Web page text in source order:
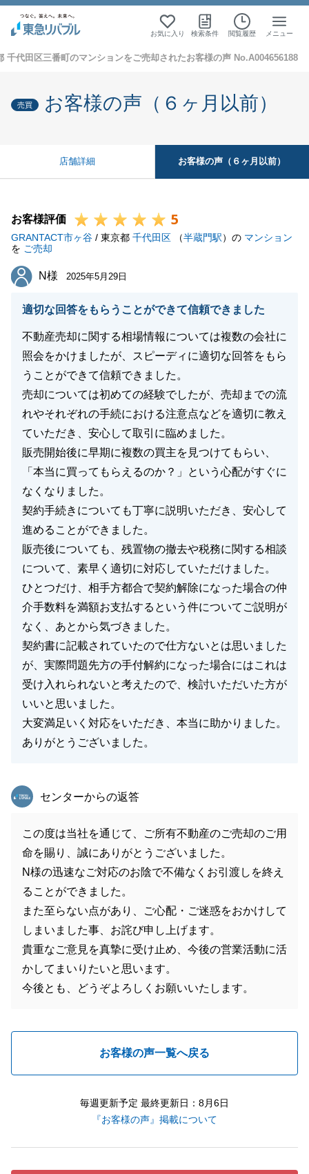
お気に入り 検索条件 閲覧履歴 メニュー
千代田区三番町のマンションをご売却されたお客様の声 No.A004656188
売買 お客様の声（６ヶ月以前）
店舗詳細 お客様の声（６ヶ月以前）
お客様評価 5
GRANTACT市ヶ谷 / 東京都 千代田区 （半蔵門駅）の マンション
を ご売却
N様
N様 2025年5月29日
適切な回答をもらうことができて信頼できました
不動産売却に関する相場情報については複数の会社に
照会をかけましたが、スピーディに適切な回答をもら
うことができて信頼できました。
売却については初めての経験でしたが、売却までの流
れやそれぞれの手続における注意点などを適切に教え
ていただき、安心して取引に臨めました。
販売開始後に早期に複数の買主を見つけてもらい、
「本当に買ってもらえるのか？」という心配がすぐに
なくなりました。
契約手続きについても丁寧に説明いただき、安心して
進めることができました。
販売後についても、残置物の撤去や税務に関する相談
について、素早く適切に対応していただけました。
ひとつだけ、相手方都合で契約解除になった場合の仲
介手数料を満額お支払するという件についてご説明が
なく、あとから気づきました。
契約書に記載されていたので仕方ないとは思いました
が、実際問題先方の手付解約になった場合にはこれは
受け入れられないと考えたので、検討いただいた方が
いいと思いました。
大変満足いく対応をいただき、本当に助かりました。
ありがとうございました。
東急リバブル
センターからの返答
この度は当社を通じて、ご所有不動産のご売却のご用
命を賜り、誠にありがとうございました。
N様の迅速なご対応のお陰で不備なくお引渡しを終え
ることができました。
また至らない点があり、ご心配・ご迷惑をおかけして
しまいました事、お詫び申し上げます。
貴重なご意見を真摯に受け止め、今後の営業活動に活
かしてまいりたいと思います。
今後とも、どうぞよろしくお願いいたします。
お客様の声一覧へ戻る
毎週更新予定 最終更新日：8月6日
『お客様の声』掲載について